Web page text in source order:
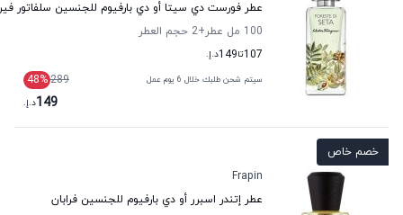
عطر فورست دي سيتا أو دي بارفيوم للجنسين سلفاتور
100 مل عطر
+2
حجم العطر
107تا149د.إ.
سيتم شحن طلبك خلال 6 يوم عمل 289
48%
149د.إ.
خصم خاص
Frapin
عطر إتندر اسبرر أو دي بارفيوم للجنسين فرابان